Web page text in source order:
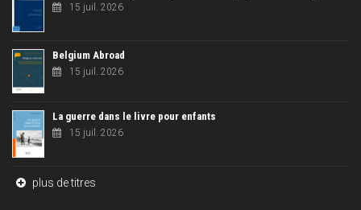
15 juil. 2026
Belgium Abroad
15 juil. 2026
La guerre dans le livre pour enfants
15 juil. 2026
plus de titres